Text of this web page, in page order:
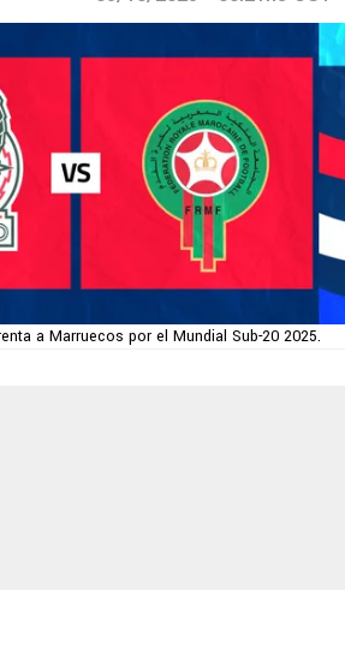
a Marruecos por el Mundial Sub-20 2025.